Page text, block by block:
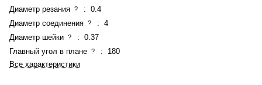
Диаметр резания ? : 0.4
Диаметр соединения ? : 4
Диаметр шейки ? : 0.37
Главный угол в плане ? :
180
Все характеристики